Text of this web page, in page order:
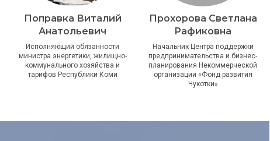
Поправка Виталий
Анатольевич
Исполняющий обязанности
министра энергетики, жилищно-
коммунального хозяйства и
тарифов Республики Коми
Прохорова Светлана
Рафиковна
Начальник Центра поддержки
предпринимательства и бизнес-
планирования Некоммерческой
организации «Фонд развития
Чукотки»